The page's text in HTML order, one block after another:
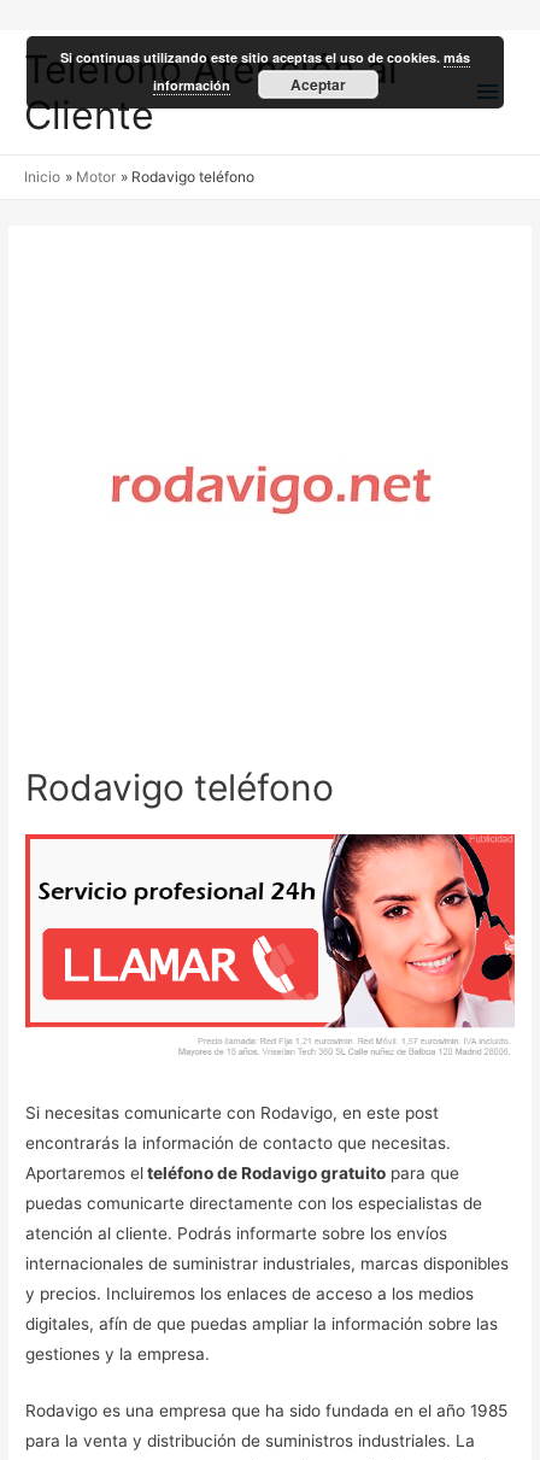
Teléfono Atención al
Cliente
Inicio Motor Rodavigo teléfono
Rodavigo teléfono
Si necesitas comunicarte con Rodavigo, en este post
encontrarás la información de contacto que necesitas.
Aportaremos elteléfono de Rodavigo gratuito para que
puedas comunicarte directamente con los especialistas de
atención al cliente. Podrás informarte sobre los envíos
internacionales de suministrar industriales, marcas disponibles
y precios. Incluiremos los enlaces de acceso a los medios
digitales, afín de que puedas ampliar la información sobre las
gestiones y la empresa.
Rodavigo es una empresa que ha sido fundada en el año 1985
para la venta y distribución de suministros industriales. La
Si continuas utilizando este sitio aceptas el uso de cookies.más
información
Aceptar